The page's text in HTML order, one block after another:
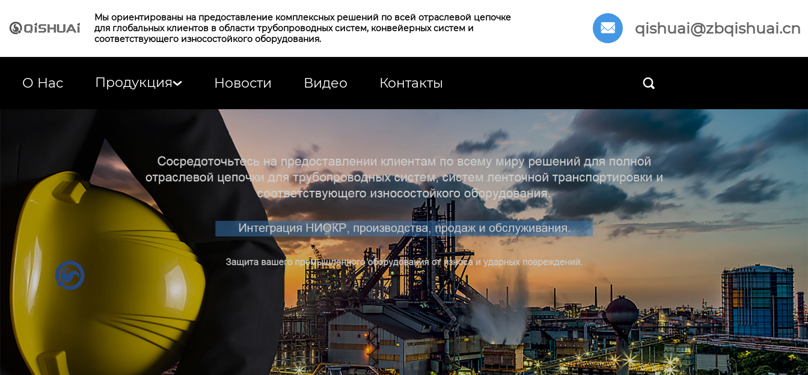
Мы ориентированы на предоставление комплексных решений по всей отраслевой цепочке
для глобальных клиентов в области трубопроводных систем, конвейерных систем и
соответствующего износостойкого оборудования.
 qishuai@zbqishuai.cn
О Нас Продукция Новости Видео Контакты 